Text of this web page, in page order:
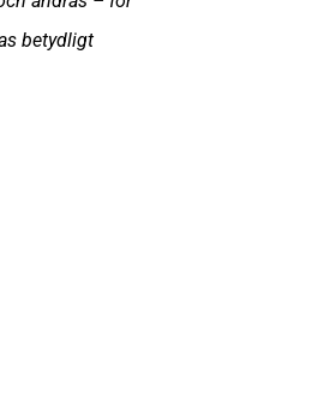
betydligt